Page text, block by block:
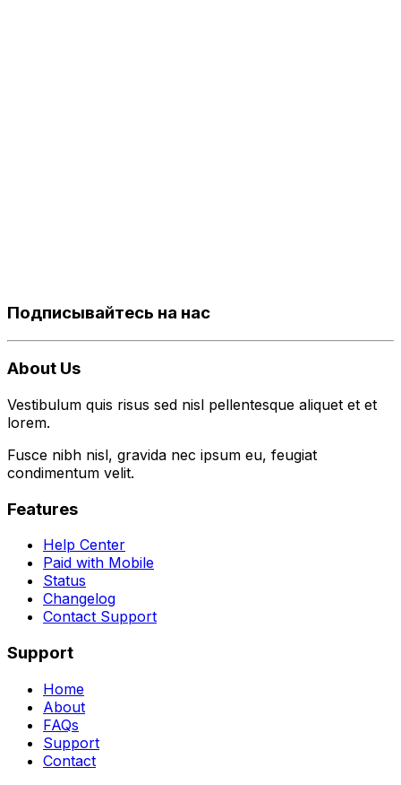
Подписывайтесь на нас
About Us
Vestibulum quis risus sed nisl pellentesque aliquet et et
lorem.
Fusce nibh nisl, gravida nec ipsum eu, feugiat
condimentum velit.
Features
Help Center
Paid with Mobile
Status
Changelog
Contact Support
Support
Home
About
FAQs
Support
Contact